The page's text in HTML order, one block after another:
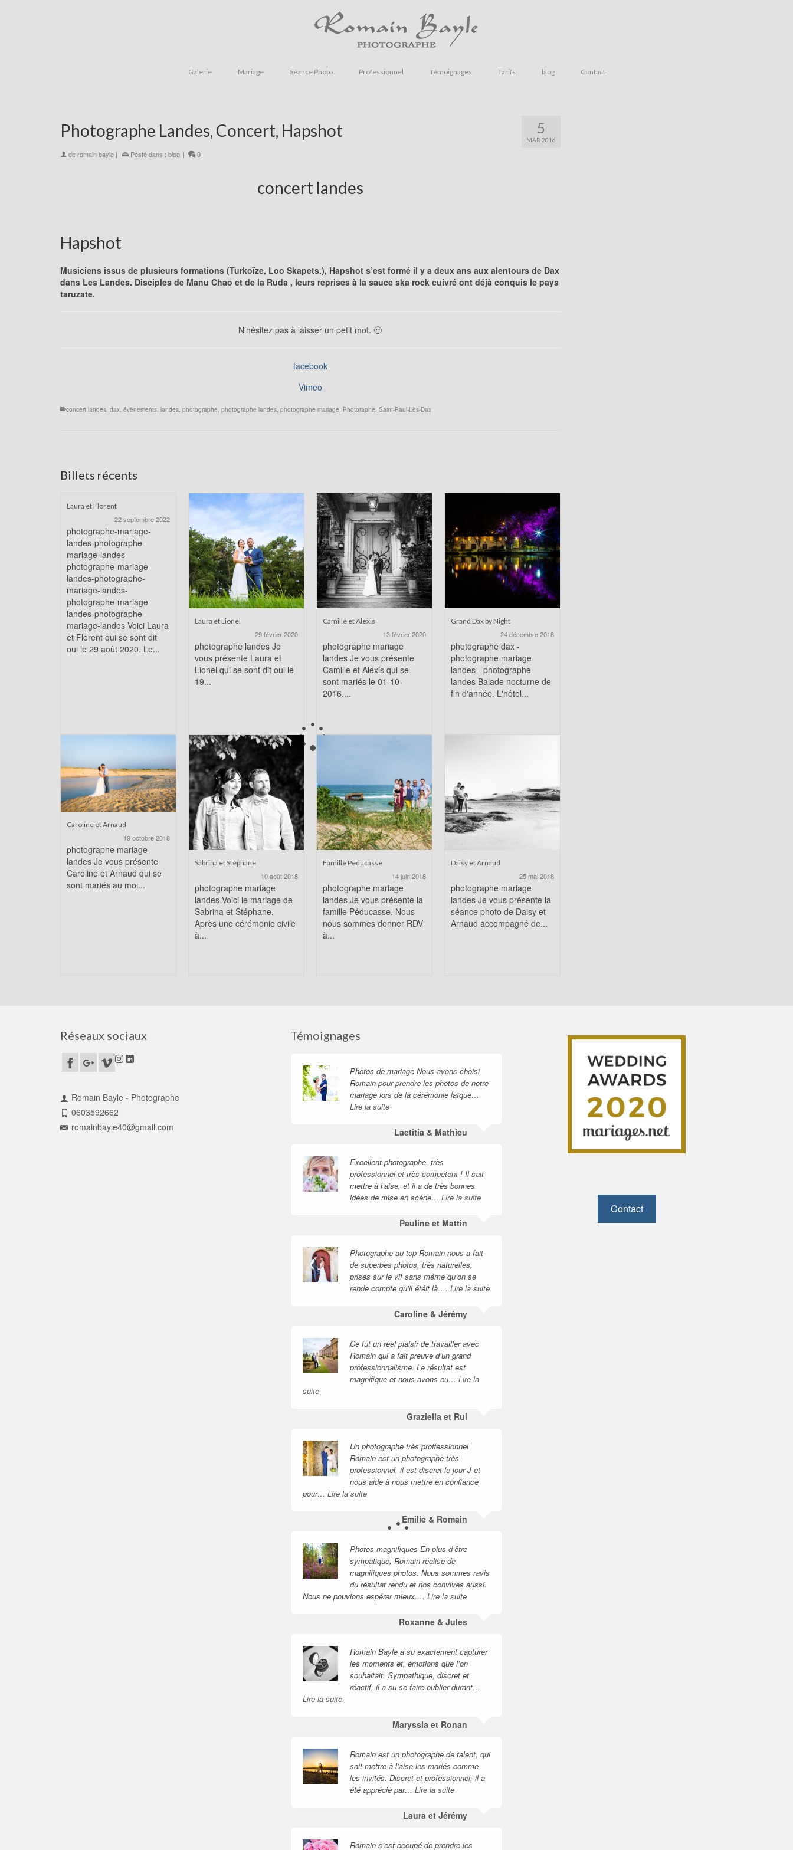
Galerie Mariage Séance Photo Professionnel Témoignages Tarifs blog Contact
5
MAR 2016
Photographe Landes, Concert, Hapshot
deromain bayle | Posté dans : blog | 0
concert landes
Hapshot
Musiciens issus de plusieurs formations (Turkoïze, Loo Skapets.), Hapshot s’est formé il y a deux ans aux alentours de Dax
dans Les Landes. Disciples de Manu Chao et de la Ruda , leurs reprises à la sauce ska rock cuivré ont déjà conquis le pays
taruzate.
N’hésitez pas à laisser un petit mot. 🙂
facebook
Vimeo
concert landes, dax, événements, landes, photographe, photographe landes, photographe mariage, Photoraphe, Saint-Paul-Lès-Dax
Billets récents
Laura et Florent
22 septembre 2022
photographe-mariage-
landes-photographe-
mariage-landes-
photographe-mariage-
landes-photographe-
mariage-landes-
photographe-mariage-
landes-photographe-
mariage-landes Voici Laura
et Florent qui se sont dit
oui le 29 août 2020. Le...
Laura et Lionel
29 février 2020
photographe landes Je
vous présente Laura et
Lionel qui se sont dit oui le
19...
Camille et Alexis
13 février 2020
photographe mariage
landes Je vous présente
Camille et Alexis qui se
sont mariés le 01-10-
2016....
Grand Dax by Night
24 décembre 2018
photographe dax -
photographe mariage
landes - photographe
landes Balade nocturne de
fin d'année. L'hôtel...
Caroline et Arnaud
19 octobre 2018
photographe mariage
landes Je vous présente
Caroline et Arnaud qui se
sont mariés au moi...
Sabrina et Stéphane
10 août 2018
photographe mariage
landes Voici le mariage de
Sabrina et Stéphane.
Après une cérémonie civile
à...
Famille Peducasse
14 juin 2018
photographe mariage
landes Je vous présente la
famille Péducasse. Nous
nous sommes donner RDV
à...
Daisy et Arnaud
25 mai 2018
photographe mariage
landes Je vous présente la
séance photo de Daisy et
Arnaud accompagné de...
Réseaux sociaux
Romain Bayle - Photographe
0603592662
romainbayle40@gmail.com
Témoignages
Photos de mariage Nous avons choisi
Romain pour prendre les photos de notre
mariage lors de la cérémonie laïque…
Lire la suite
Laetitia & Mathieu
Excellent photographe, très
professionnel et très compétent ! Il sait
mettre à l’aise, et il a de très bonnes
idées de mise en scène… Lire la suite
Pauline et Mattin
Photographe au top Romain nous a fait
de superbes photos, très naturelles,
prises sur le vif sans même qu’on se
rende compte qu’il étéit là…. Lire la suite
Caroline & Jérémy
Ce fut un réel plaisir de travailler avec
Romain qui a fait preuve d’un grand
professionnalisme. Le résultat est
magnifique et nous avons eu… Lire la
suite
Graziella et Rui
Un photographe très proffessionnel
Romain est un photographe très
professionnel, il est discret le jour J et
nous aide à nous mettre en confiance
pour… Lire la suite
Emilie & Romain
Photos magnifiques En plus d’être
sympatique, Romain réalise de
magnifiques photos. Nous sommes ravis
du résultat rendu et nos convives aussi.
Nous ne pouvions espérer mieux…. Lire la suite
Roxanne & Jules
Romain Bayle a su exactement capturer
les moments et, émotions que l’on
souhaitait. Sympathique, discret et
réactif, il a su se faire oublier durant…
Lire la suite
Maryssia et Ronan
Romain est un photographe de talent, qui
sait mettre à l’aise les mariés comme
les invités. Discret et professionnel, il a
été apprécié par… Lire la suite
Laura et Jérémy
Romain s’est occupé de prendre les
Contact